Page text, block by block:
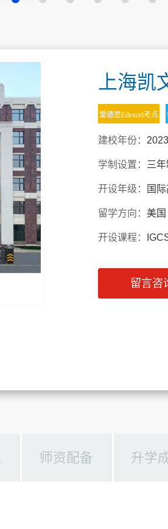
上海凯
爱德思Edexcel考点
建校年份：
学制设置： 三年
开设年级： 国
留学方向： 美
开设课程：
留言咨
师资配备 升学